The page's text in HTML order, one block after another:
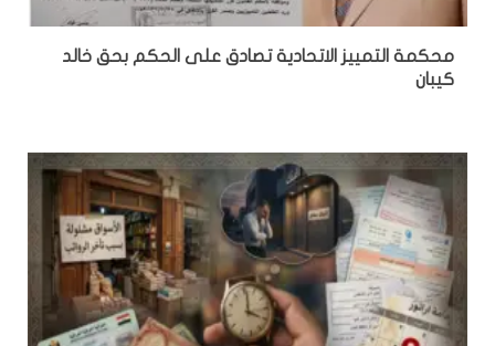
محكمة التمييز الاتحادية تصادق على الحكم بحق خالد
كيبان